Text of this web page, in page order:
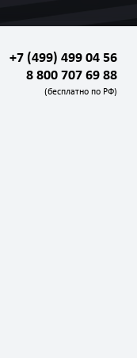
+7 (499) 499 04 56
8 800 707 69 88
(бесплатно по РФ)